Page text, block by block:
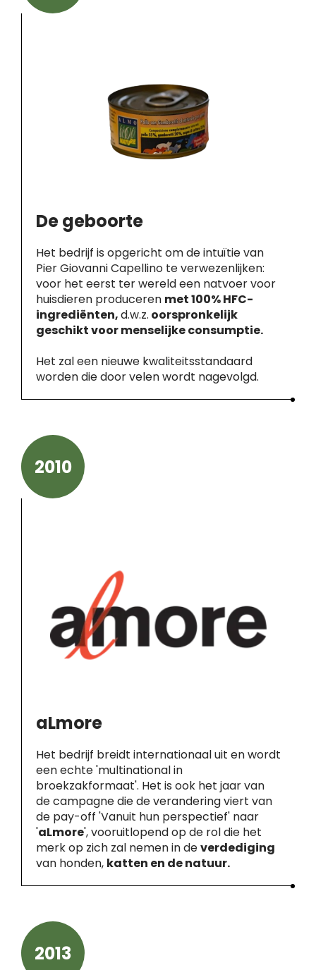
De geboorte
Het bedrijf is opgericht om de intuïtie van
Pier Giovanni Capellino te verwezenlijken:
voor het eerst ter wereld een natvoer voor
huisdieren produceren met 100% HFC-
ingrediënten,d.w.z. oorspronkelijk
geschikt voor menselijke consumptie.
Het zal een nieuwe kwaliteitsstandaard
worden die door velen wordt nagevolgd.
2010
aLmore
Het bedrijf breidt internationaal uit en wordt
een echte 'multinational in
broekzakformaat'. Het is ook het jaar van
de campagne die de verandering viert van
de pay-off 'Vanuit hun perspectief' naar
'aLmore', vooruitlopend op de rol die het
merk op zich zal nemen in deverdediging
van honden, katten en de natuur.
2013